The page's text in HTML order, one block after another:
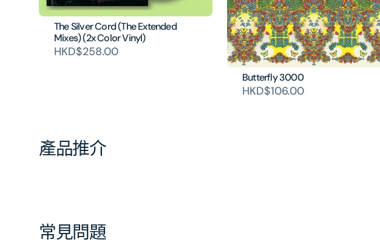
The Silver Cord (The Extended
Mixes) (2x Color Vinyl)
HKD$258.00
Butterfly 3000
HKD$106.00
產品推介
常見問題